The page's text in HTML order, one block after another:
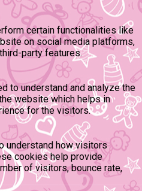
certain functionalities like
on social media platforms,
party features.
to understand and analyze the
website which helps in
for the visitors.
understand how visitors
cookies help provide
of visitors, bounce rate,